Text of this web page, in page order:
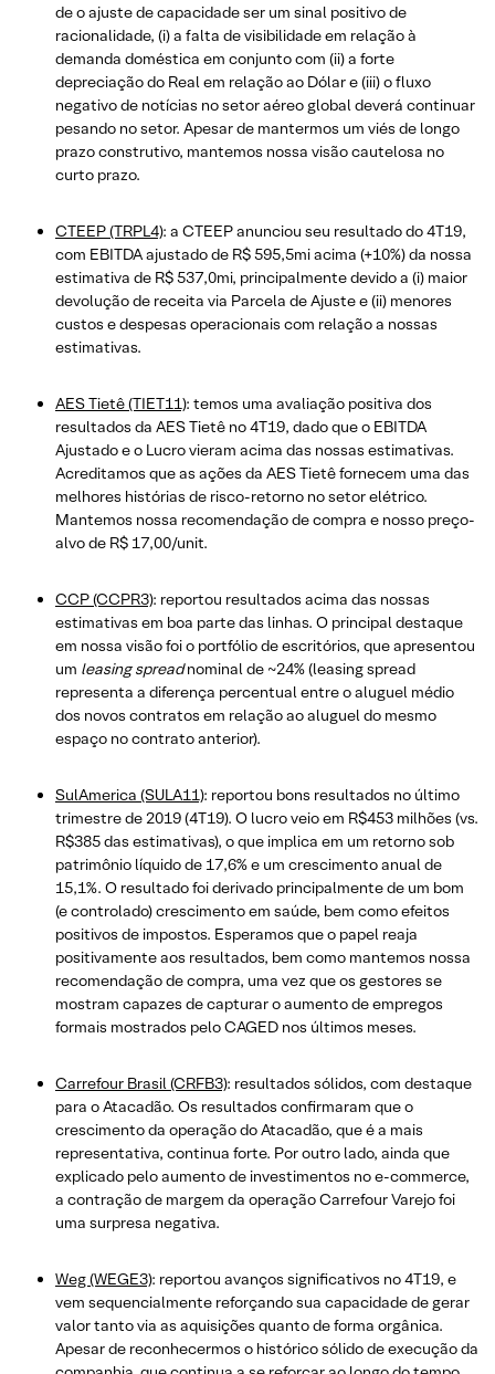
de o ajuste de capacidade ser um sinal positivo de
racionalidade, (i) a falta de visibilidade em relação à
demanda doméstica em conjunto com (ii) a forte
depreciação do Real em relação ao Dólar e (iii) o fluxo
negativo de notícias no setor aéreo global deverá continuar
pesando no setor. Apesar de mantermos um viés de longo
prazo construtivo, mantemos nossa visão cautelosa no
curto prazo.
CTEEP (TRPL4): a CTEEP anunciou seu resultado do 4T19,
com EBITDA ajustado de R$ 595,5mi acima (+10%) da nossa
estimativa de R$ 537,0mi, principalmente devido a (i) maior
devolução de receita via Parcela de Ajuste e (ii) menores
custos e despesas operacionais com relação a nossas
estimativas.
AES Tietê (TIET11): temos uma avaliação positiva dos
resultados da AES Tietê no 4T19, dado que o EBITDA
Ajustado e o Lucro vieram acima das nossas estimativas.
Acreditamos que as ações da AES Tietê fornecem uma das
melhores histórias de risco-retorno no setor elétrico.
Mantemos nossa recomendação de compra e nosso preço-
alvo de R$ 17,00/unit.
CCP (CCPR3): reportou resultados acima das nossas
estimativas em boa parte das linhas. O principal destaque
em nossa visão foi o portfólio de escritórios, que apresentou
um leasing spreadnominal de ~24% (leasing spread
representa a diferença percentual entre o aluguel médio
dos novos contratos em relação ao aluguel do mesmo
espaço no contrato anterior).
SulAmerica (SULA11): reportou bons resultados no último
trimestre de 2019 (4T19). O lucro veio em R$453 milhões (vs.
R$385 das estimativas), o que implica em um retorno sob
patrimônio líquido de 17,6% e um crescimento anual de
15,1%. O resultado foi derivado principalmente de um bom
(e controlado) crescimento em saúde, bem como efeitos
positivos de impostos. Esperamos que o papel reaja
positivamente aos resultados, bem como mantemos nossa
recomendação de compra, uma vez que os gestores se
mostram capazes de capturar o aumento de empregos
formais mostrados pelo CAGED nos últimos meses.
Carrefour Brasil (CRFB3): resultados sólidos, com destaque
para o Atacadão. Os resultados confirmaram que o
crescimento da operação do Atacadão, que é a mais
representativa, continua forte. Por outro lado, ainda que
explicado pelo aumento de investimentos no e-commerce,
a contração de margem da operação Carrefour Varejo foi
uma surpresa negativa.
Weg (WEGE3): reportou avanços significativos no 4T19, e
vem sequencialmente reforçando sua capacidade de gerar
valor tanto via as aquisições quanto de forma orgânica.
Apesar de reconhecermos o histórico sólido de execução da